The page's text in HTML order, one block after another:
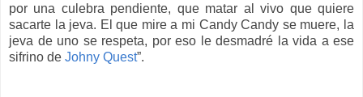
por una culebra pendiente, que matar al vivo que quiere
sacarte la jeva. El que mire a mi Candy Candy se muere, la
jeva de uno se respeta, por eso le desmadré la vida a ese
sifrino de Johny Quest”.